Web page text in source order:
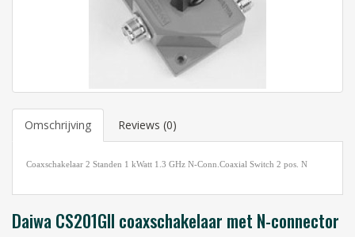
Omschrijving Reviews (0)
Coaxschakelaar 2 Standen 1 kWatt 1.3 GHz N-Conn.Coaxial Switch 2 pos. N
Daiwa CS201GII coaxschakelaar met N-connector